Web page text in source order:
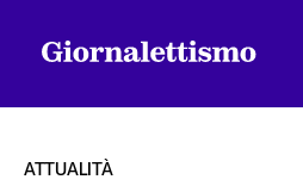
ATTUALITÀ